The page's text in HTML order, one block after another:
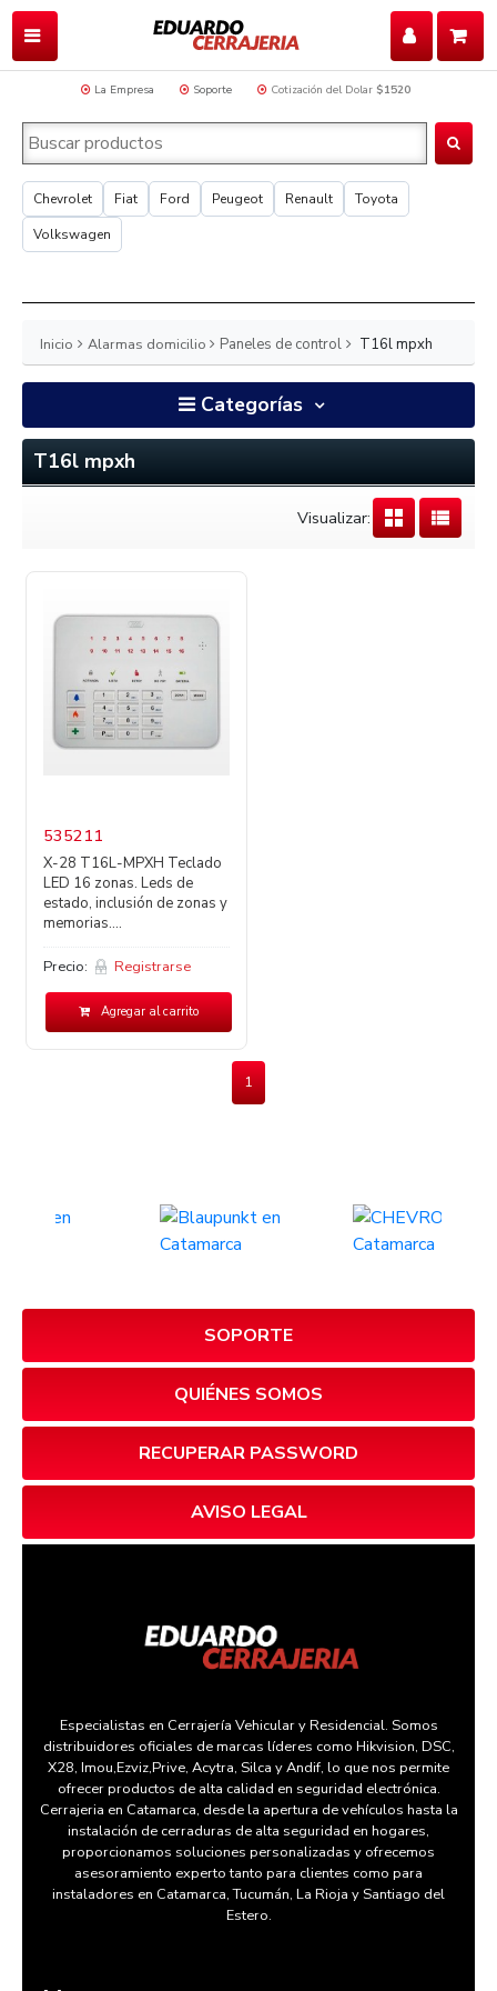
La Empresa Soporte Cotización del Dolar $1520
Chevrolet Fiat Ford Peugeot Renault
Toyota
Volkswagen
Inicio Alarmas domicilio Paneles de control T16l mpxh
Categorías
T16l mpxh
Visualizar:
535211
X-28 T16L-MPXH Teclado
LED 16 zonas. Leds de
estado, inclusión de zonas y
memorias....
Precio: Registrarse
Agregar al carrito
1
SOPORTE
QUIÉNES SOMOS
RECUPERAR PASSWORD
AVISO LEGAL
Especialistas en Cerrajería Vehicular y Residencial. Somos
distribuidores oficiales de marcas líderes como Hikvision, DSC,
X28, Imou,Ezviz,Prive, Acytra, Silca y Andif, lo que nos permite
ofrecer productos de alta calidad en seguridad electrónica.
Cerrajeria en Catamarca, desde la apertura de vehículos hasta la
instalación de cerraduras de alta seguridad en hogares,
proporcionamos soluciones personalizadas y ofrecemos
asesoramiento experto tanto para clientes como para
instaladores en Catamarca, Tucumán, La Rioja y Santiago del
Estero.